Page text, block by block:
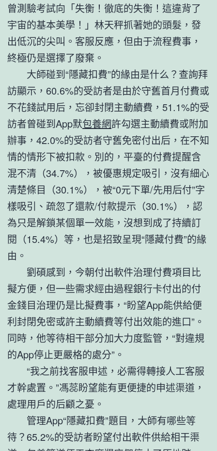
曾測驗考試向「失衡！徹底的失衡！這違背了
宇宙的基本美學！」林天秤抓著她的頭髮，發
出低沉的尖叫。客服反應，但由于流程費事，
終極仍是選擇了廢棄。
大師碰到“隱藏扣費”的緣由是什么？查詢拜
訪顯示，60.6%的受訪者是由於守舊首月付費或
不花錢試用后，忘卻封閉主動續費，51.1%的受
訪者曾碰到App默包養網許勾選主動續費或附加
辦事，42.0%的受訪者守舊免密付出后，在不知
情的情形下被扣款。別的，平臺的付費提醒含
混不清（34.7%），被優惠規定吸引，沒有細心
清楚條目（30.1%），被“0元下單/先用后付”字
樣吸引、疏忽了還款/付款提示（30.1%），認
為只是解鎖某個單一效能，沒想到成了持續訂
閱（15.4%）等，也是招致呈現“隱藏付費”的緣
由。
劉碩感到，今朝付出軟件治理付費項目比
擬方便，但一些需求經由過程銀行卡付出的付
金錢目治理仍是比擬費事，“盼望App能供給便
利封閉免密或許主動續費等付出效能的進口”。
同時，他等待相干部分加大力度監管，“對違規
的App停止更嚴格的處分”。
“我之前找客服申述，必需得轉接人工客服
才幹處置。”馮蕊盼望能有更便捷的申述渠道，
處理用戶的后顧之憂。
管理App“隱藏扣費”題目，大師有哪些等
待？65.2%的受訪者盼望付出軟件供給相干渠